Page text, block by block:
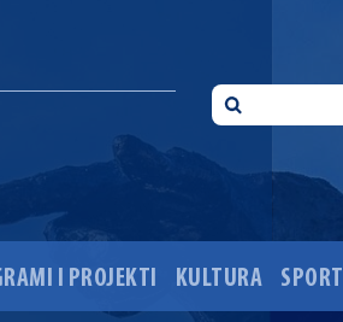
I PROJEKTI KULTURA SPORT
branitelja